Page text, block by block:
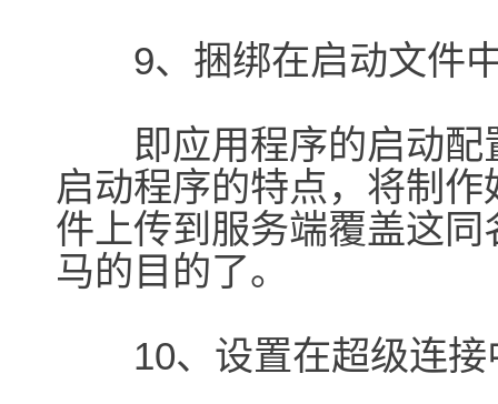
9、捆绑在启动文件
即应用程序的启动配
启动程序的特点，将制
件上传到服务端覆盖这
马的目的了。
10、设置在超级连接